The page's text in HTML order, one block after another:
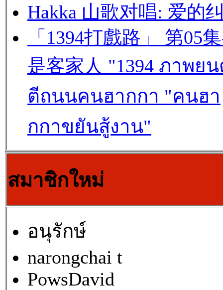
Hakka 山歌对唱: 爱的
「1394打戲路」 第05
是客家人 "1394 ภาพย
ตีถนนคนฮากกา "คนฮา
กกาขยันสู้งาน"
สมาชิกใหม่
อนุรักษ์
narongchai t
PowsDavid